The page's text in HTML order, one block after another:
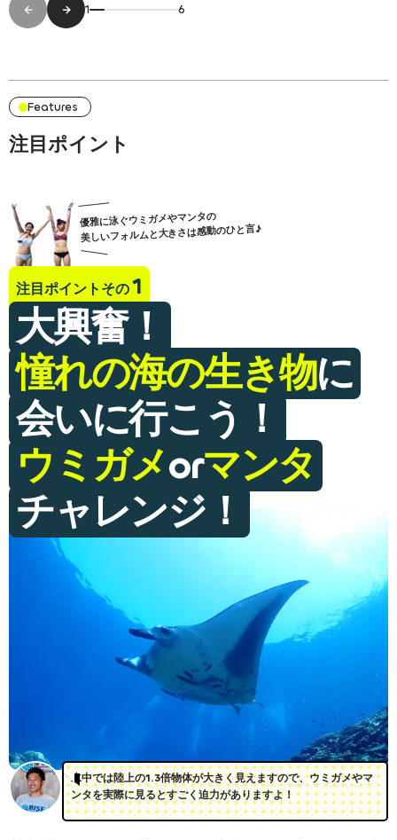
1 6
Features
注目ポイント
注目ポイントその
大興奮！
憧れの海の生き物に
会いに行こう！
ウミガメorマンタ
チャレンジ！
優雅に泳ぐウミガメやマンタの
美しいフォルムと大きさは感動のひと言♪
水中では陸上の1.3倍物体が大きく見えますので、ウミガメやマ
ンタを実際に見るとすごく迫力がありますよ！